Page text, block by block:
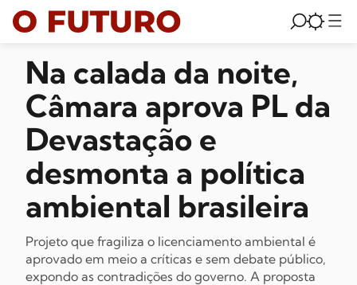
Na calada da noite,
Câmara aprova PL da
Devastação e
desmonta a política
ambiental brasileira
Projeto que fragiliza o licenciamento ambiental é
aprovado em meio a críticas e sem debate público,
expondo as contradições do governo. A proposta